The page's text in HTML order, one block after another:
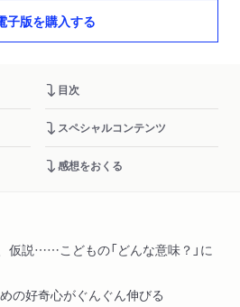
子版を購入する
目次
スペシャルコンテンツ
感想をおくる
仮説……こどもの「どんな意味？」に
めの好奇心がぐんぐん伸びる